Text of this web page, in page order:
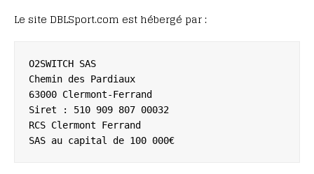
Le site DBLSport.com est hébergé par :
O2SWITCH SAS
Chemin des Pardiaux
63000 Clermont-Ferrand
Siret : 510 909 807 00032
RCS Clermont Ferrand